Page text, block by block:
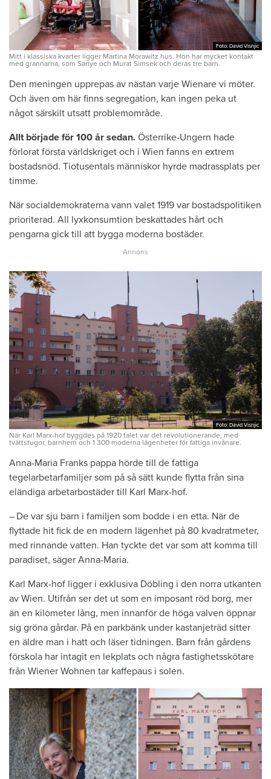
Foto: David Visnjic
Foto: David Visnjic
Mitt i klassiska kvarter ligger Martina Morawitz hus. Hon har mycket kontakt
med grannarna, som Sariye och Murat Simsek och deras tre barn.
Den meningen upprepas av nästan ­varje ­Wienare vi möter.
Och även om här finns segregation, kan ingen peka ut
något särskilt utsatt problemområde.
Allt började för 100 år sedan. Österrike-­Ungern hade
förlorat första världskriget och i Wien fanns en extrem
bostadsnöd. Tiotusentals människor hyrde madrassplats per
timme.
När socialdemokraterna vann valet 1919 var bostadspolitiken
prioriterad. All lyxkonsumtion beskattades hårt och
pengarna gick till att bygga moderna bostäder.
Foto: David Visnjic
Foto: David Visnjic
När Karl Marx-hof byggdes på 1920 talet var det revolutionerande, med
tvättstugor, barnhem och 1 300 moderna lägenheter för fattiga invånare.
Anna-Maria Franks pappa hörde till de fattiga
tegelarbetarfamiljer som på så sätt kunde flytta från sina
eländiga arbetarbostäder till Karl Marx-hof.
– De var sju barn i familjen som bodde i en etta. När de
flyttade hit fick de en modern lägenhet på 80 kvadratmeter,
med rinnande vatten. Han tyckte det var som att komma till
paradiset, säger Anna-Maria.
Karl Marx-hof ligger i exklusiva Döbling i den norra utkanten
av Wien. Utifrån ser det ut som en imposant röd borg, mer
än en kilometer lång, men innanför de höga valven öppnar
sig gröna gårdar. På en parkbänk under kastanjeträd sitter
en äldre man i hatt och läser tidningen. Barn från gårdens
förskola har ­intagit en lekplats och några fastighetsskötare
från Wiener Wohnen tar kaffepaus i solen.